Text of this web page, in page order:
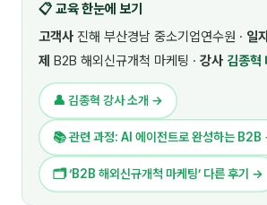
💻 IT · 디지털
🎬 영상 · 콘텐츠
📊 프레젠테이션 · 기획
🚀 창업 · 커리어
🗣️ 외국어 강의
📋 교육 한눈에 보기
고객사 진해 부산경남 중소기업연수원 · 일
제 B2B 해외신규개척 마케팅 · 강사 김종혁
👤 김종혁 강사 소개 →
📚 관련 과정: AI 에이전트로 완성하는
🗂 ‘B2B 해외신규개척 마케팅’ 다른 후기 →